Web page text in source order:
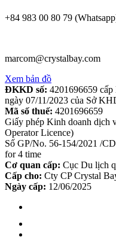
+84 983 00 80 79
marcom@crystalbay.com
Xem bản đồ
ĐKKD số: 4201696659
ngày 07/11/2023 của Sở
Mã số thuế: 4201696659
Giấy phép Kinh doanh dịch
Operator Licence)
Số GP/No. 56-154/2021 /
for 4 time
Cơ quan cấp: Cục Du lịch
Cấp cho: Cty CP Crystal
Ngày cấp: 12/06/2025